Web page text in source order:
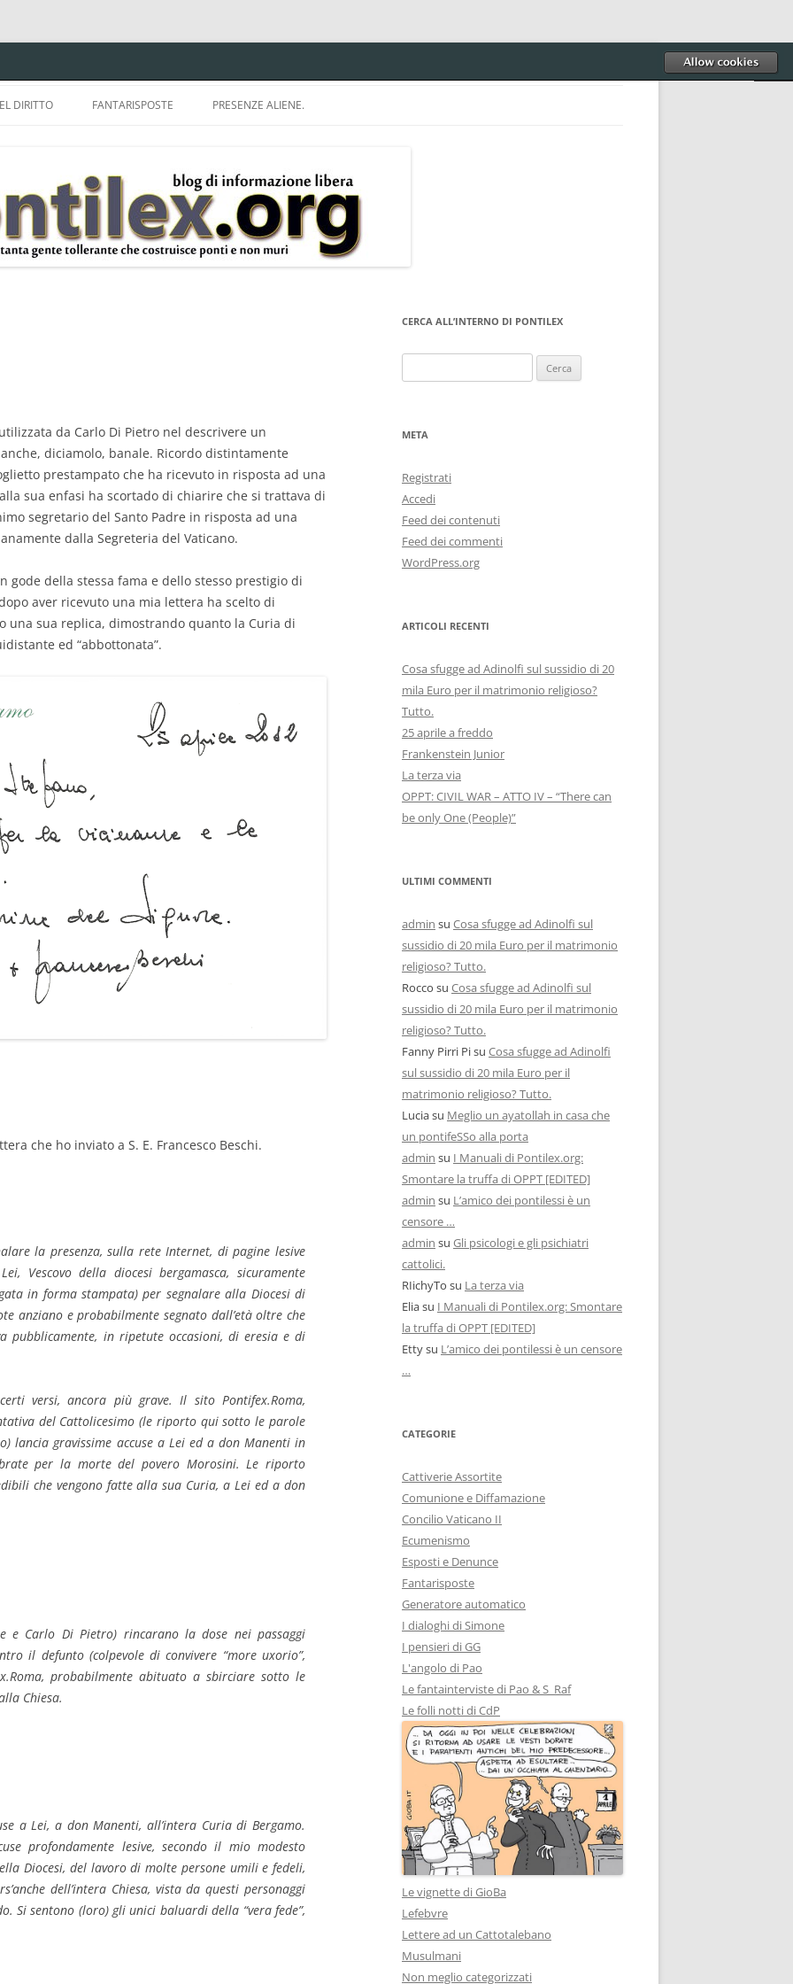
DIRITTO
DELLA LDA 633.
E
FANTARISPOSTE PRESENZE ALIENE.
da Carlo Di Pietro nel descrivere un
diciamolo, banale. Ricordo distintamente
prestampato che ha ricevuto in risposta ad una
sua enfasi ha scortado di chiarire che si trattava di
segretario del Santo Padre in risposta ad una
dalla Segreteria del Vaticano.
gode della stessa fama e dello stesso prestigio di
aver ricevuto una mia lettera ha scelto di
una sua replica, dimostrando quanto la Curia di
ed “abbottonata”.
che ho inviato a S. E. Francesco Beschi.
la presenza, sulla rete Internet, di pagine lesive
Vescovo della diocesi bergamasca, sicuramente
in forma stampata) per segnalare alla Diocesi di
anziano e probabilmente segnato dall’età oltre che
pubblicamente, in ripetute occasioni, di eresia e di
versi, ancora più grave. Il sito Pontifex.Roma,
del Cattolicesimo (le riporto qui sotto le parole
lancia gravissime accuse a Lei ed a don Manenti in
per la morte del povero Morosini. Le riporto
che vengono fatte alla sua Curia, a Lei ed a don
e Carlo Di Pietro) rincarano la dose nei passaggi
il defunto (colpevole di convivere “more uxorio”,
probabilmente abituato a sbirciare sotto le
Chiesa.
a Lei, a don Manenti, all’intera Curia di Bergamo.
profondamente lesive, secondo il mio modesto
Diocesi, del lavoro di molte persone umili e fedeli,
dell’intera Chiesa, vista da questi personaggi
Si sentono (loro) gli unici baluardi della “vera fede”,
CERCA ALL’INTERNO DI PONTILEX
per:
META
Registrati
Accedi
Feed dei contenuti
Feed dei commenti
WordPress.org
ARTICOLI RECENTI
Cosa sfugge ad Adinolfi sul sussidio di 20
mila Euro per il matrimonio religioso?
Tutto.
25 aprile a freddo
Frankenstein Junior
La terza via
OPPT: CIVIL WAR – ATTO IV – “There can
be only One (People)”
ULTIMI COMMENTI
admin su Cosa sfugge ad Adinolfi sul
sussidio di 20 mila Euro per il matrimonio
religioso? Tutto.
Rocco su Cosa sfugge ad Adinolfi sul
sussidio di 20 mila Euro per il matrimonio
religioso? Tutto.
Fanny Pirri Pisu Cosa sfugge ad Adinolfi
sul sussidio di 20 mila Euro per il
matrimonio religioso? Tutto.
Luciasu Meglio un ayatollah in casa che
un pontifeSSo alla porta
admin su I Manuali di Pontilex.org:
Smontare la truffa di OPPT [EDITED]
admin su L’amico dei pontilessi è un
censore …
admin su Gli psicologi e gli psichiatri
cattolici.
RIichyTo su La terza via
Eliasu I Manuali di Pontilex.org: Smontare
la truffa di OPPT [EDITED]
Ettysu L’amico dei pontilessi è un censore
…
CATEGORIE
Cattiverie Assortite
Comunione e Diffamazione
Concilio Vaticano II
Ecumenismo
Esposti e Denunce
Fantarisposte
Generatore automatico
I dialoghi di Simone
I pensieri di GG
L'angolo di Pao
Le fantainterviste di Pao & S_Raf
Le folli notti di CdP
Le vignette di GioBa
Lefebvre
Lettere ad un Cattotalebano
Musulmani
Non meglio categorizzati